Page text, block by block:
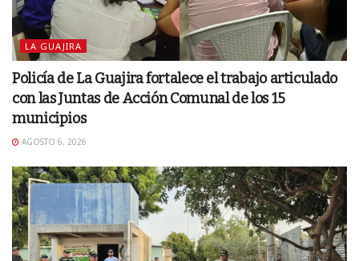
LA GUAJIRA
Policía de La Guajira fortalece el trabajo articulado
con las Juntas de Acción Comunal de los 15
municipios
AGOSTO 6, 2026